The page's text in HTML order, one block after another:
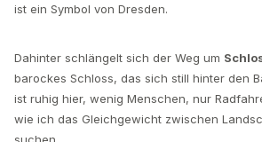
ist ein Symbol von Dresden.
Dahinter schlängelt sich der Weg um
barockes Schloss, das sich still hinter den
ist ruhig hier, wenig Menschen, nur
wie ich das Gleichgewicht zwischen
suchen.